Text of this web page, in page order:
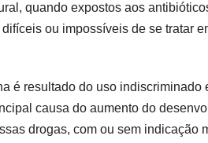
quando expostos aos
ou impossíveis de se tratar
é resultado do uso indiscriminado
causa do aumento do
drogas, com ou sem indicação